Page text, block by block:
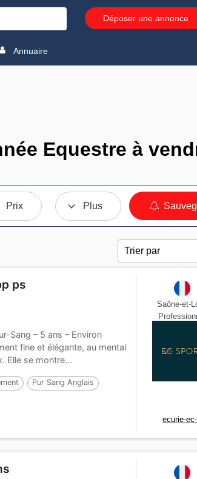
Déposer une annonce
Annuaire
Equestre à
Prix Plus
ps
Sang – 5 ans – Environ
fine et élégante, au mental
Elle se montre...
Pur Sang Anglais
Saône-et-
ecurie-